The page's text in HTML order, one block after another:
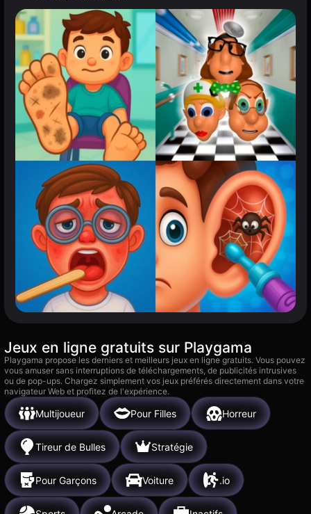
Jeux en ligne gratuits sur Playgama
Playgama propose les derniers et meilleurs jeux en ligne gratuits. Vous pouvez
vous amuser sans interruptions de téléchargements, de publicités intrusives
ou de pop-ups. Chargez simplement vos jeux préférés directement dans votre
navigateur Web et profitez de l'expérience.
Multijoueur Pour Filles Horreur
Tireur de Bulles Stratégie
Pour Garçons Voiture .io